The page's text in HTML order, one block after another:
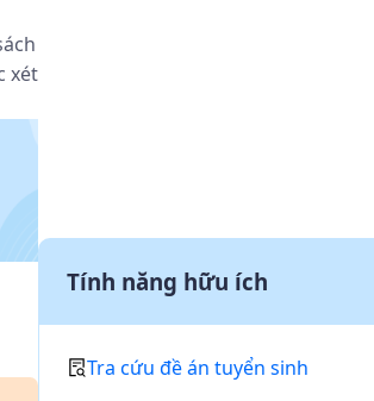
xét
Tính năng hữu ích
Tra cứu đề án tuyển sinh